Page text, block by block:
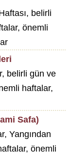
belirli
önemli
belirli gün ve
haftalar,
Safa)
Yangından
önemli